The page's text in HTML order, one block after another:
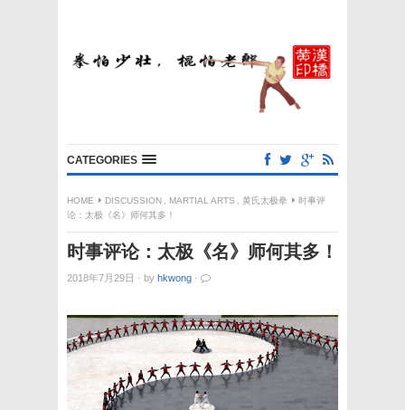
CATEGORIES
HOME DISCUSSION MARTIAL ARTS 黄氏太极拳
时事评
论：太极《名》师何其多！
时事评论：太极《名》师何其多！
2018年7月29日 · by hkwong ·